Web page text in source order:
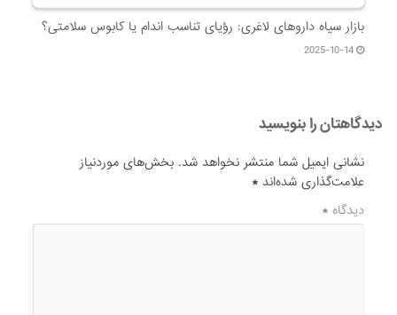
بازار سیاه داروهای لاغری: رؤیای تناسب اندام یا کابوس سلامتی؟
2025-10-14
دیدگاهتان را بنویسید
نشانی ایمیل شما منتشر نخواهد شد. بخش‌های موردنیاز
علامت‌گذاری شده‌اند*
دیدگاه*